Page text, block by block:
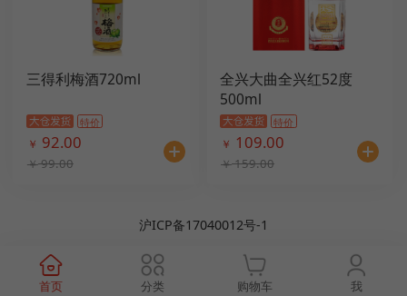
三得利梅酒720ml
特价
￥ 92.00
￥99.00
全兴大曲全兴红52度
500ml
特价
￥ 109.00
￥159.00
沪ICP备17040012号-1
首页 分类 购物车 我